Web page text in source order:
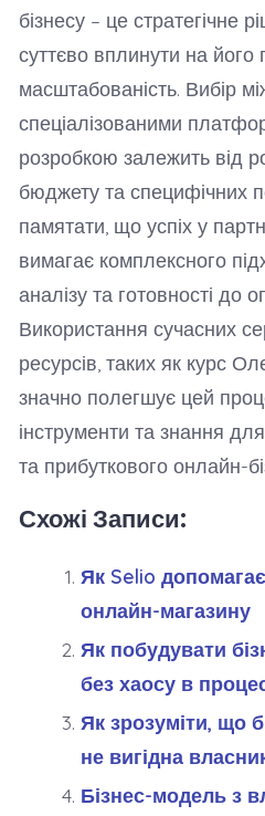
бізнесу – це стратегічне
суттєво вплинути на його
масштабованість. Вибір
спеціалізованими
розробкою залежить від
бюджету та специфічних
памятати, що успіх у
вимагає комплексного
аналізу та готовності до
Використання сучасних
ресурсів, таких як курс
значно полегшує цей
інструменти та знання
та прибуткового онлайн-
Схожі Записи:
Як Selio
онлайн-магазину
Як побудувати
без хаосу в
Як зрозуміти, що
не вигідна
Бізнес-модель з